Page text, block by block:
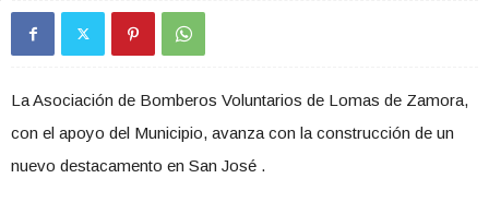
La Asociación de Bomberos Voluntarios de Lomas de Zamora,
con el apoyo del Municipio, avanza con la construcción de un
nuevo destacamento en San José .